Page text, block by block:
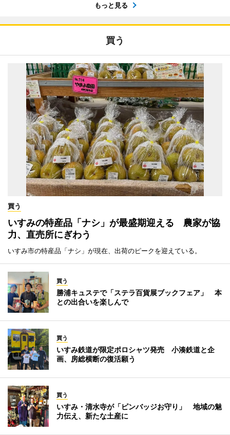
もっと見る
買う
買う
いすみの特産品「ナシ」が最盛期迎える 農家が協
力、直売所にぎわう
いすみ市の特産品「ナシ」が現在、出荷のピークを迎えている。
買う
勝浦キュステで「ステラ百貨展ブックフェア」 本
との出合いを楽しんで
買う
いすみ鉄道が限定ポロシャツ発売 小湊鉄道と企
画、房総横断の復活願う
買う
いすみ・清水寺が「ピンバッジお守り」 地域の魅
力伝え、新たな土産に